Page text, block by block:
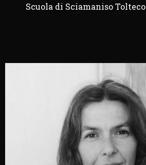
Scuola di Sciamaniso Tolteco